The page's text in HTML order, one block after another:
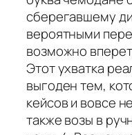
сберегавшему
вероятными
возможно
Этот ухватка
выгоден тем,
кейсов и вовсе
также возы в